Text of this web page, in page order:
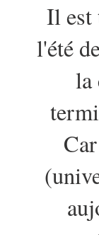
Il est
l'été
la